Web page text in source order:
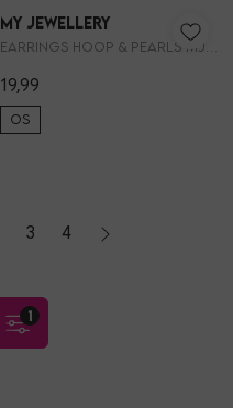
1 /2
My Jewellery
19,99
OS
3 4
1